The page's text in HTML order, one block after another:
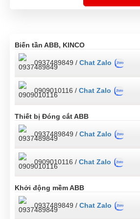
Biến tần ABB, KINCO
0937489849 / Chat Zalo
0909010116 / Chat Zalo
Thiết bị Đóng cắt ABB
0937489849 / Chat Zalo
0909010116 / Chat Zalo
Khởi động mềm ABB
0937489849 / Chat Zalo